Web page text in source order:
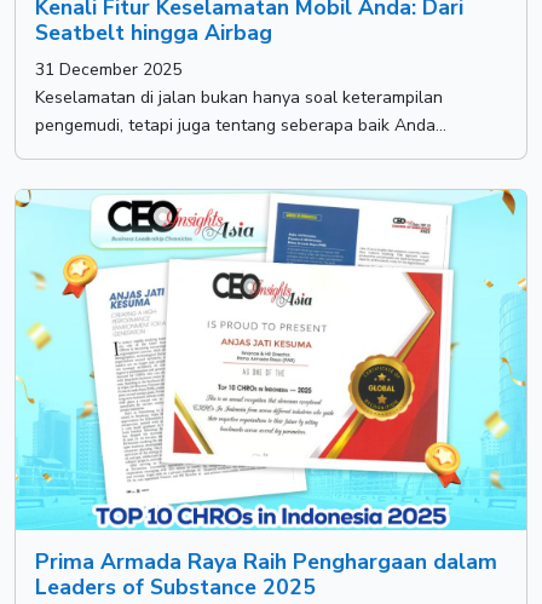
Kenali Fitur Keselamatan Mobil Anda: Dari
Seatbelt hingga Airbag
31 December 2025
Keselamatan di jalan bukan hanya soal keterampilan
pengemudi, tetapi juga tentang seberapa baik Anda...
Prima Armada Raya Raih Penghargaan dalam
Leaders of Substance 2025